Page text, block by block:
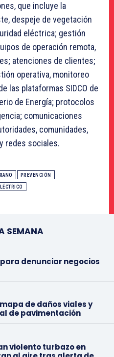
que incluye la
despeje de vegetación
eléctrica; gestión
de operación remota,
atenciones de clientes;
operativa, monitoreo
las plataformas SIDCO de
de Energía; protocolos
comunicaciones
comunidades,
redes sociales.
PREVENCIÓN
SEMANA
denunciar negocios
de daños viales y
de pavimentación
violento turbazo en